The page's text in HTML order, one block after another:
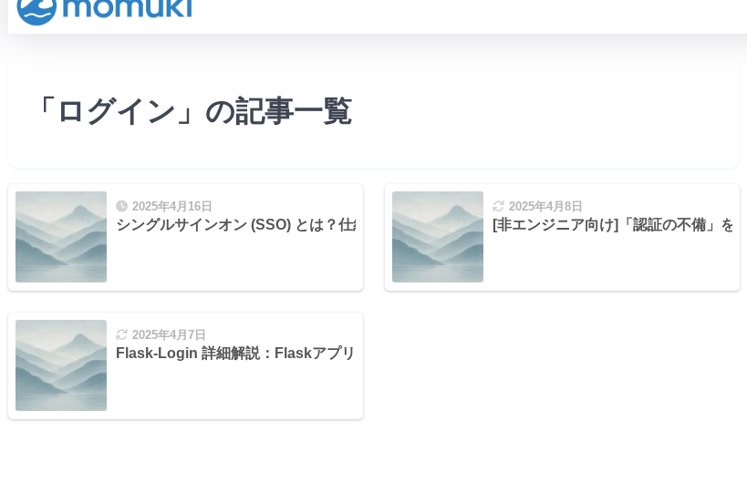
「ログイン」の記事一覧
2025年4月16日
シングルサインオン (SSO) とは？仕組みからメリット・デメリットまで初心者向けに解説
2025年4月8日
[非エンジニア向け]「認証の不備」を
2025年4月7日
Flask-Login 詳細解説：Flaskアプリに簡単・安全な認証機能を実装しよう！